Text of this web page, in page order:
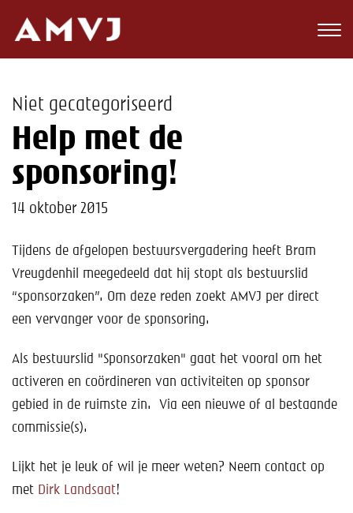
Wedstrijden
Nieuws
Teams
Toekomst
Kalender
Help mee!
Shop
Contact
Niet gecategoriseerd
Help met de
sponsoring!
14 oktober 2015
Tijdens de afgelopen bestuursvergadering heeft Bram
Vreugdenhil meegedeeld dat hij stopt als bestuurslid
“sponsorzaken”. Om deze reden zoekt AMVJ per direct
een vervanger voor de sponsoring.
Als bestuurslid "Sponsorzaken" gaat het vooral om het
activeren en coördineren van activiteiten op sponsor
gebied in de ruimste zin. Via een nieuwe of al bestaande
commissie(s).
Lijkt het je leuk of wil je meer weten? Neem contact op
met Dirk Landsaat!